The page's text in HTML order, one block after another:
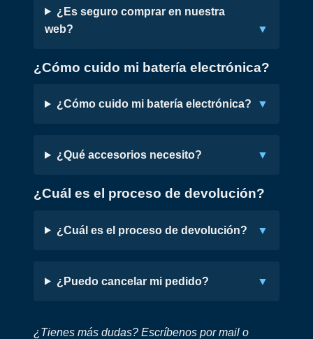
¿Es seguro comprar en nuestra
web?
¿Cómo cuido mi batería electrónica?
¿Cómo cuido mi batería electrónica?
¿Qué accesorios necesito?
¿Cuál es el proceso de devolución?
¿Cuál es el proceso de devolución?
¿Puedo cancelar mi pedido?
¿Tienes más dudas? Escríbenos por mail o